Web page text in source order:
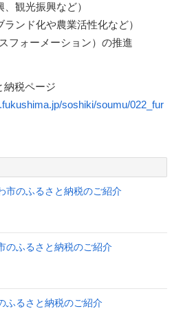
観光振興など）
ンド化や農業活性化など）
フォーメーション）の推進
納税ページ
soshiki/soumu/022_fur
市のふるさと納税のご紹介
のふるさと納税のご紹介
ふるさと納税のご紹介